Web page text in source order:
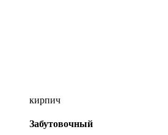
кирпич
Забутовочный